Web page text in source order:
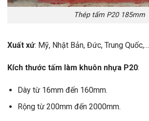
Thép tấm P20 185mm
Xuất xứ: Mỹ, Nhật Bản, Đức, Trung Quốc,…
Kích thước tấm làm khuôn nhựa P20:
Dày từ 16mm đến 160mm.
Rộng từ 200mm đến 2000mm.